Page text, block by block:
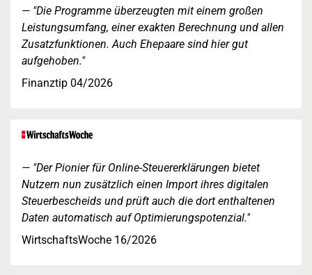
"Die Programme überzeugten mit einem großen
Leistungsumfang, einer exakten Berechnung und allen
Zusatzfunktionen. Auch Ehepaare sind hier gut
aufgehoben."
Finanztip 04/2026
"Der Pionier für Online-Steuererklärungen bietet
Nutzern nun zusätzlich einen Import ihres digitalen
Steuerbescheids und prüft auch die dort enthaltenen
Daten automatisch auf Optimierungspotenzial."
WirtschaftsWoche 16/2026